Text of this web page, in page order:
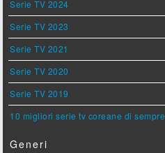
Serie TV 2024
Serie TV 2023
Serie TV 2021
Serie TV 2020
Serie TV 2019
10 migliori serie tv coreane di sempre
Generi